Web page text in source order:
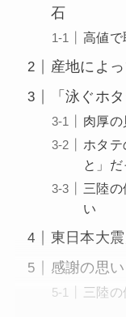
石
高値で
産地によ
「泳ぐホ
肉厚の
ホタ
と」だ
三陸
い
東日本大
感謝の思
三陸